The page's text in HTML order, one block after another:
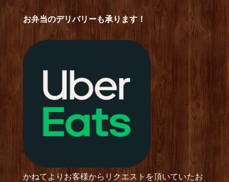
お弁当のデリバリーも承ります！
かねてよりお客様からリクエストを頂いていたお